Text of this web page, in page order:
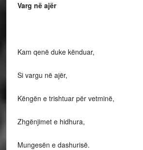
Varg në ajër
Kam qenë duke kënduar,
Si vargu në ajër,
Këngën e trishtuar për vetminë,
Zhgënjimet e hidhura,
Mungesën e dashurisë.